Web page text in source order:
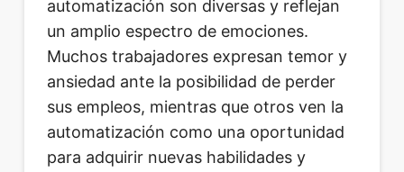
automatización son diversas y reflejan
un amplio espectro de emociones.
Muchos trabajadores expresan temor y
ansiedad ante la posibilidad de perder
sus empleos, mientras que otros ven la
automatización como una oportunidad
para adquirir nuevas habilidades y